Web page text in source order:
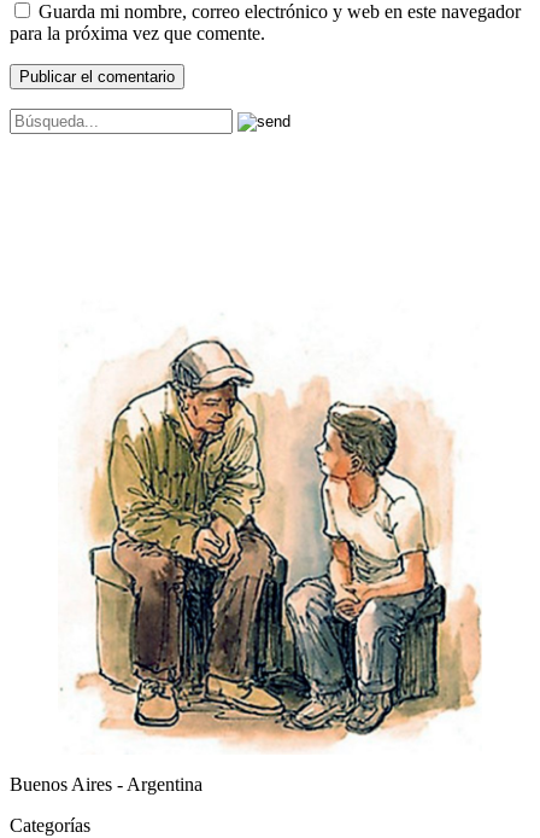
Guarda mi nombre, correo electrónico y web en este navegador
para la próxima vez que comente.
Buenos Aires - Argentina
Categorías